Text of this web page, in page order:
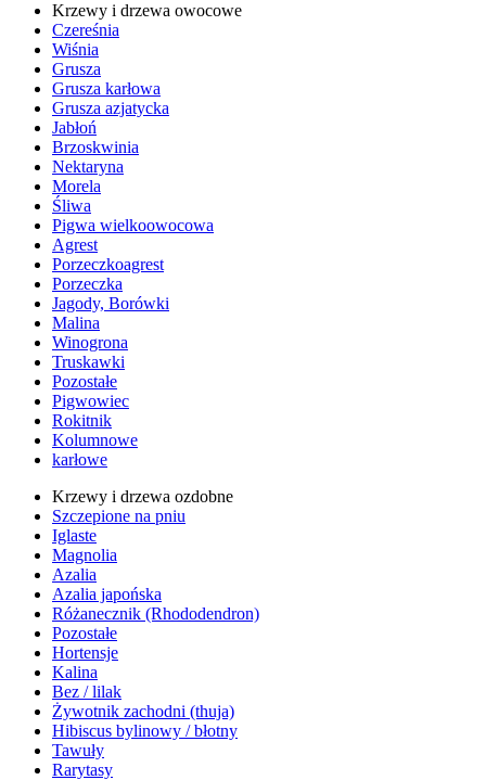
Krzewy i drzewa owocowe
Czereśnia
Wiśnia
Grusza
Grusza karłowa
Grusza azjatycka
Jabłoń
Brzoskwinia
Nektaryna
Morela
Śliwa
Pigwa wielkoowocowa
Agrest
Porzeczkoagrest
Porzeczka
Jagody, Borówki
Malina
Winogrona
Truskawki
Pozostałe
Pigwowiec
Rokitnik
Kolumnowe
karłowe
Krzewy i drzewa ozdobne
Szczepione na pniu
Iglaste
Magnolia
Azalia
Azalia japońska
Różanecznik (Rhododendron)
Pozostałe
Hortensje
Kalina
Bez / lilak
Żywotnik zachodni (thuja)
Hibiscus bylinowy / błotny
Tawuły
Rarytasy